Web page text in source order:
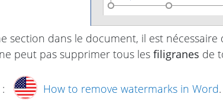
section dans le document, il est
peut pas supprimer tous les filigranes de
How to remove watermarks in Word.